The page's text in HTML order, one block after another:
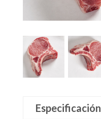
Especificación